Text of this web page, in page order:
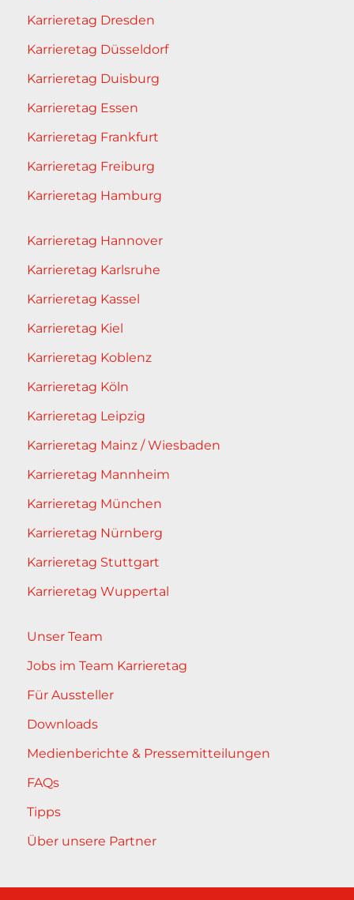
Karrieretag Dresden
Karrieretag Düsseldorf
Karrieretag Duisburg
Karrieretag Essen
Karrieretag Frankfurt
Karrieretag Freiburg
Karrieretag Hamburg
Karrieretag Hannover
Karrieretag Karlsruhe
Karrieretag Kassel
Karrieretag Kiel
Karrieretag Koblenz
Karrieretag Köln
Karrieretag Leipzig
Karrieretag Mainz / Wiesbaden
Karrieretag Mannheim
Karrieretag München
Karrieretag Nürnberg
Karrieretag Stuttgart
Karrieretag Wuppertal
Unser Team
Jobs im Team Karrieretag
Für Aussteller
Downloads
Medienberichte & Pressemitteilungen
FAQs
Tipps
Über unsere Partner